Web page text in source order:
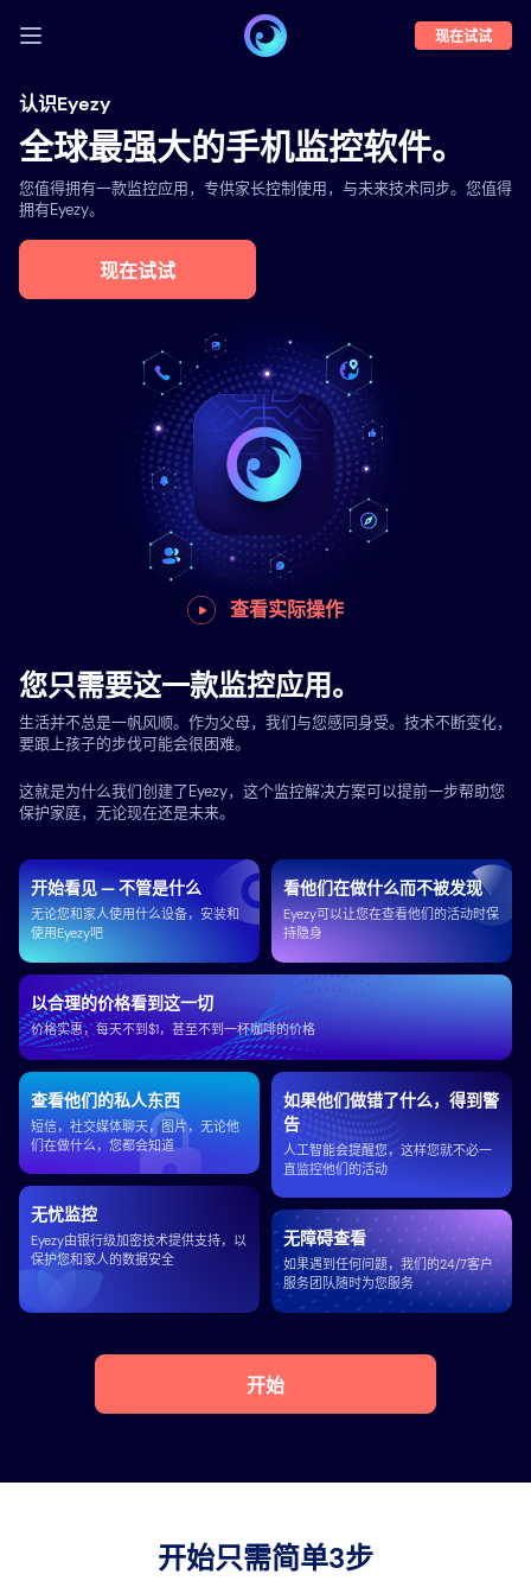
登录
演示
功能
关于我们
现在试试
认识Eyezy
全球最强大的手机监控软件。
您值得拥有一款监控应用，专供家长控制使用，与未来技术同步。您值得
拥有Eyezy。
现在试试
查看实际操作
您只需要这一款监控应用。
生活并不总是一帆风顺。作为父母，我们与您感同身受。技术不断变化，
要跟上孩子的步伐可能会很困难。
这就是为什么我们创建了Eyezy，这个监控解决方案可以提前一步帮助您
保护家庭，无论现在还是未来。
开始看见 — 不管是什么
无论您和家人使用什么设备，安装和
使用Eyezy吧
看他们在做什么而不被发现
Eyezy可以让您在查看他们的活动时保
持隐身
无忧监控
Eyezy由银行级加密技术提供支持，以
保护您和家人的数据安全
查看他们的私人东西
短信，社交媒体聊天，图片，无论他
们在做什么，您都会知道
以合理的价格看到这一切
价格实惠，每天不到$1，甚至不到一杯咖啡的价格
如果他们做错了什么，得到警
告
人工智能会提醒您，这样您就不必一
直监控他们的活动
无障碍查看
如果遇到任何问题，我们的24/7客户
服务团队随时为您服务
开始
开始只需简单3步